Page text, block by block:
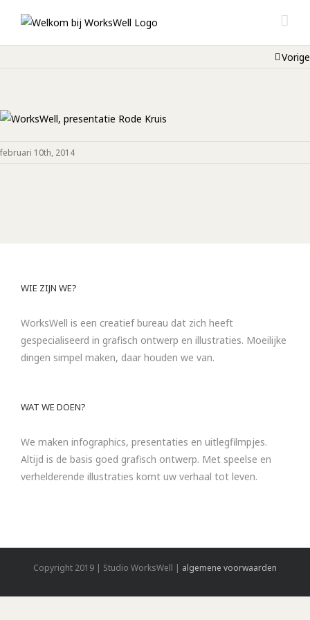
Vorige
februari 10th, 2014
WIE ZIJN WE?
WorksWell is een creatief bureau dat zich heeft
gespecialiseerd in grafisch ontwerp en illustraties. Moeilijke
dingen simpel maken, daar houden we van.
WAT WE DOEN?
We maken infographics, presentaties en uitlegfilmpjes.
Altijd is de basis goed grafisch ontwerp. Met speelse en
verhelderende illustraties komt uw verhaal tot leven.
Copyright 2019 | Studio WorksWell | algemene voorwaarden